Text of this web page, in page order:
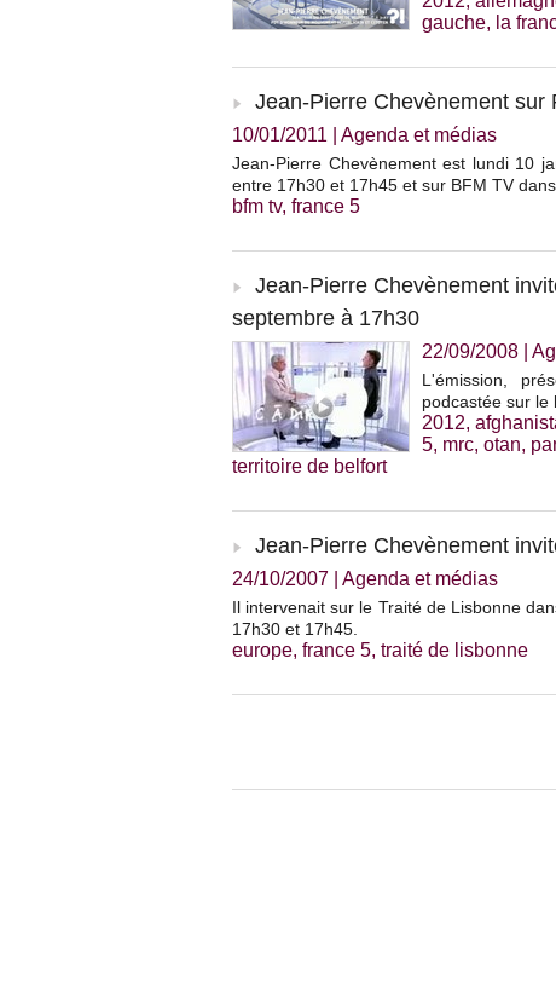
gauche, la
Jean-Pierre Chevènement sur
10/01/2011 Agenda et médias
Jean-Pierre Chevènement est lundi 10
entre 17h30 et 17h45 et sur BFM TV
bfm tv, france 5
Jean-Pierre Chevènement
septembre à 17h30
22/09/2008
L'émission,
podcastée sur le
2012,
5, mrc, otan,
territoire de belfort
Jean-Pierre Chevènement
24/10/2007 Agenda et médias
Il intervenait sur le Traité de Lisbonne
17h30 et 17h45.
europe, france 5, traité de lisbonne